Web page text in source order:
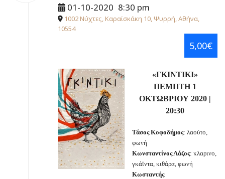
01-10-2020 8:30 pm
1002 Νύχτες, Καραϊσκάκη 10, Ψυρρή, Αθήνα,
10554
5,00€
«ΓΚΙΝΤΙΚΙ»
ΠΕΜΠΤΗ 1
ΟΚΤΩΒΡΙΟΥ 2020 |
20:30
Τάσος Κοφοδήμος: λαούτο,
φωνή
Κωνσταντίνος Λάζος: κλαρινο,
γκάϊντα, κιθάρα, φωνή
Κωσταντής